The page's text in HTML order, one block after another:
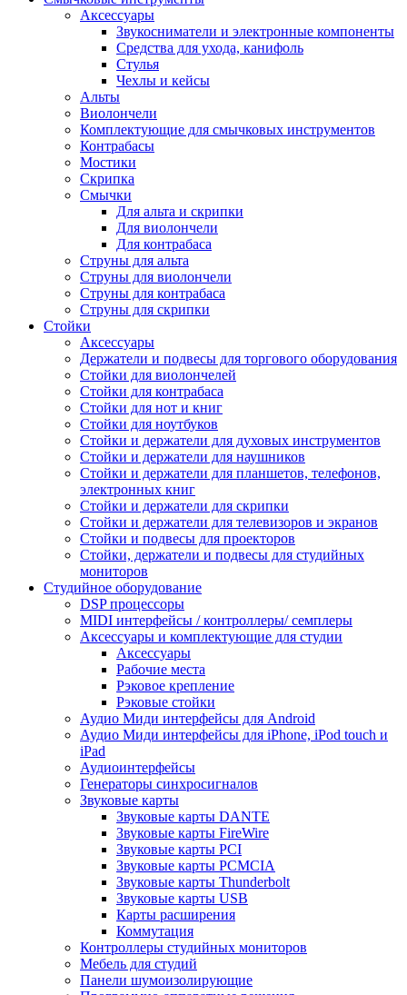
Аксессуары
Звукосниматели и электронные компоненты
Средства для ухода, канифоль
Стулья
Чехлы и кейсы
Альты
Виолончели
Комплектующие для смычковых инструментов
Контрабасы
Мостики
Скрипка
Смычки
Для альта и скрипки
Для виолончели
Для контрабаса
Струны для альта
Струны для виолончели
Струны для контрабаса
Струны для скрипки
Стойки
Аксессуары
Держатели и подвесы для торгового оборудования
Стойки для виолончелей
Стойки для контрабаса
Стойки для нот и книг
Стойки для ноутбуков
Стойки и держатели для духовых инструментов
Стойки и держатели для наушников
Стойки и держатели для планшетов, телефонов,
электронных книг
Стойки и держатели для скрипки
Стойки и держатели для телевизоров и экранов
Стойки и подвесы для проекторов
Стойки, держатели и подвесы для студийных
мониторов
Студийное оборудование
DSP процессоры
MIDI интерфейсы / контроллеры/ семплеры
Аксессуары и комплектующие для студии
Аксессуары
Рабочие места
Рэковое крепление
Рэковые стойки
Аудио Миди интерфейсы для Android
Аудио Миди интерфейсы для iPhone, iPod touch и
iPad
Аудиоинтерфейсы
Генераторы синхросигналов
Звуковые карты
Звуковые карты DANTE
Звуковые карты FireWire
Звуковые карты PCI
Звуковые карты PCMCIA
Звуковые карты Thunderbolt
Звуковые карты USB
Карты расширения
Коммутация
Контроллеры студийных мониторов
Мебель для студий
Панели шумоизолирующие